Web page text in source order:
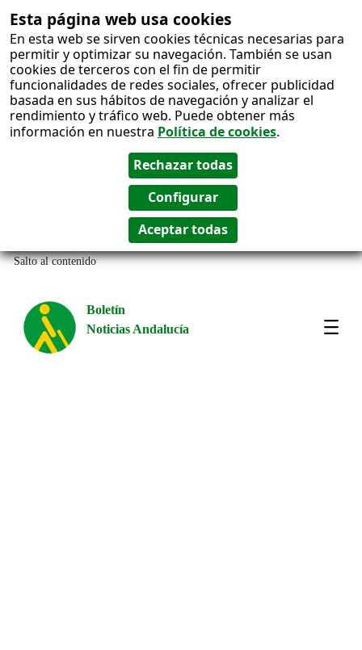
Esta página web usa cookies
En esta web se sirven cookies técnicas necesarias para
permitir y optimizar su navegación. También se usan
cookies de terceros con el fin de permitir
funcionalidades de redes sociales, ofrecer publicidad
basada en sus hábitos de navegación y analizar el
rendimiento y tráfico web. Puede obtener más
información en nuestra Política de cookies.
Salto al contenido
Boletín
Noticias Andalucía